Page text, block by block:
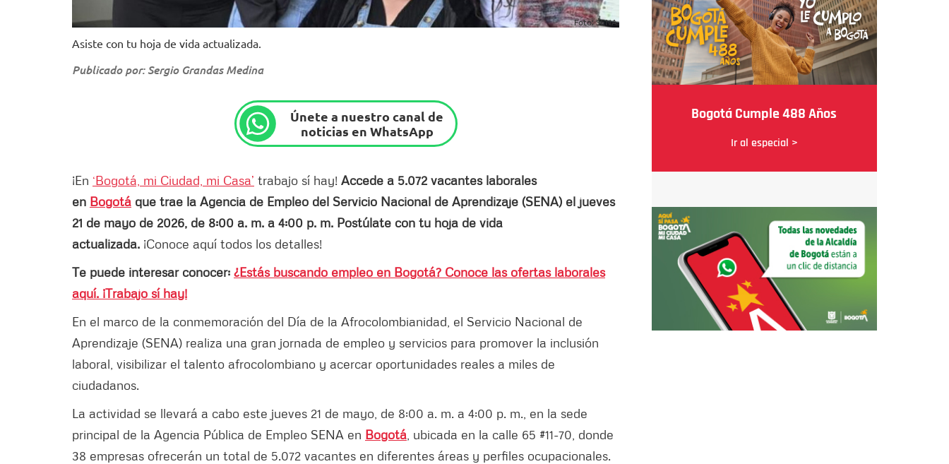
Foto: SENA.
Asiste con tu hoja de vida actualizada.
Publicado por: Sergio Grandas Medina
Únete a nuestro canal de
noticias en WhatsApp
¡En ‘Bogotá, mi Ciudad, mi Casa’ trabajo sí hay! Accede a 5.072 vacantes laborales
en Bogotá que trae la Agencia de Empleo del Servicio Nacional de Aprendizaje (SENA) el jueves
21 de mayo de 2026, de 8:00 a. m. a 4:00 p. m. Postúlate con tu hoja de vida
actualizada. ¡Conoce aquí todos los detalles!
Te puede interesar conocer: ¿Estás buscando empleo en Bogotá? Conoce las ofertas laborales
aquí. ¡Trabajo sí hay!
En el marco de la conmemoración del Día de la Afrocolombianidad, el Servicio Nacional de
Aprendizaje (SENA) realiza una gran jornada de empleo y servicios para promover la inclusión
laboral, visibilizar el talento afrocolombiano y acercar oportunidades reales a miles de
ciudadanos.
La actividad se llevará a cabo este jueves 21 de mayo, de 8:00 a. m. a 4:00 p. m., en la sede
principal de la Agencia Pública de Empleo SENA en Bogotá , ubicada en la calle 65 #11-70, donde
38 empresas ofrecerán un total de 5.072 vacantes en diferentes áreas y perfiles ocupacionales.
Bogotá Cumple 488 Años
Ir al especial >